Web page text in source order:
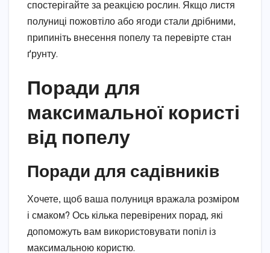
спостерігайте за реакцією рослин. Якщо листя
полуниці пожовтіло або ягоди стали дрібними,
припиніть внесення попелу та перевірте стан
ґрунту.
Поради для
максимальної користі
від попелу
Поради для садівників
Хочете, щоб ваша полуниця вражала розміром
і смаком? Ось кілька перевірених порад, які
допоможуть вам використовувати попіл із
максимальною користю.